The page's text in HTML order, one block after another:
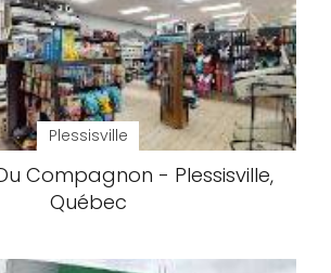
Plessisville
Compagnon - Plessisville,
Québec